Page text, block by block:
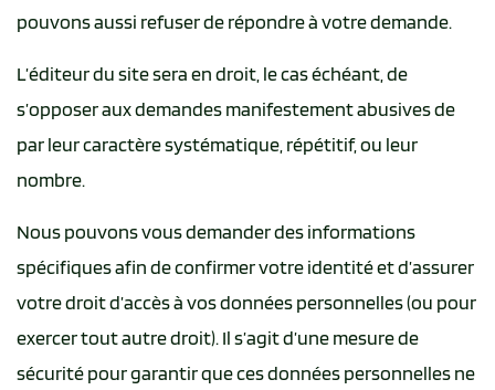
pouvons aussi refuser de répondre à votre demande.
L’éditeur du site sera en droit, le cas échéant, de
s’opposer aux demandes manifestement abusives de
par leur caractère systématique, répétitif, ou leur
nombre.
Nous pouvons vous demander des informations
spécifiques afin de confirmer votre identité et d’assurer
votre droit d’accès à vos données personnelles (ou pour
exercer tout autre droit). Il s’agit d’une mesure de
sécurité pour garantir que ces données personnelles ne